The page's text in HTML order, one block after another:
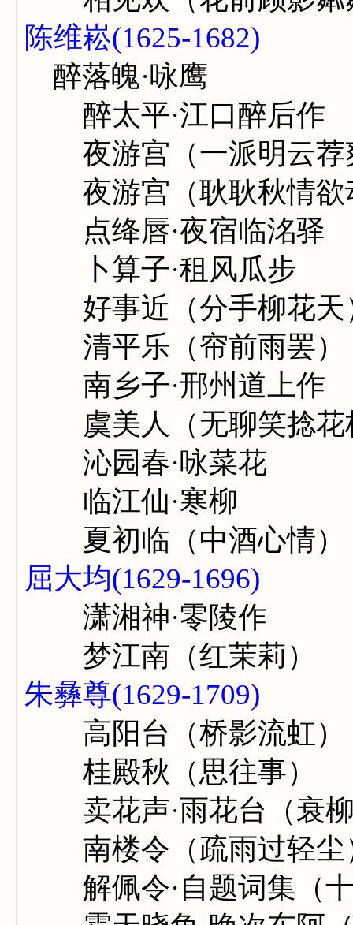
陈维崧(1625-1682)
醉落魄·咏鹰
醉太平·江口醉后作
夜游宫（一派明云荐
夜游宫（耿耿秋情欲
点绛唇·夜宿临洺驿
卜算子·租风瓜步
好事近（分手柳花天
清平乐（帘前雨罢）
南乡子·邢州道上作
虞美人（无聊笑捻花
沁园春·咏菜花
临江仙·寒柳
夏初临（中酒心情）
屈大均(1629-1696)
潇湘神·零陵作
梦江南（红茉莉）
朱彝尊(1629-1709)
高阳台（桥影流虹）
桂殿秋（思往事）
卖花声·雨花台（衰柳
南楼令（疏雨过轻尘
解佩令·自题词集（十